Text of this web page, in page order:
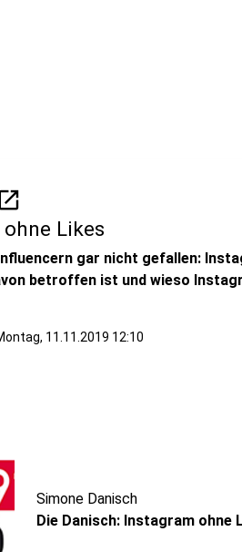
Likes
gar nicht gefallen:
betroffen ist und wieso
11.11.2019 12:10
Simone Danisch
Die Danisch: Instagram ohne